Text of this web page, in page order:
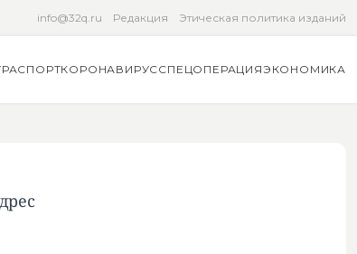
info@32q.ru Редакция Этическая политика изданий
СПОРТКОРОНАВИРУССПЕЦОПЕРАЦИЯЭКОНОМИКА